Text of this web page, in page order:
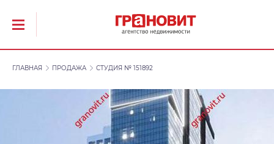
ГЛАВНАЯ ПРОДАЖА СТУДИЯ № 151892